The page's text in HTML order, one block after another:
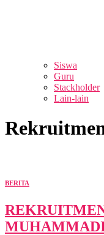
Siswa
Guru
Stackholder
Lain-lain
BERITA